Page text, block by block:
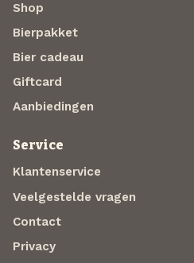
Shop
Bierpakket
Bier cadeau
Giftcard
Aanbiedingen
Service
Klantenservice
Veelgestelde vragen
Contact
Privacy